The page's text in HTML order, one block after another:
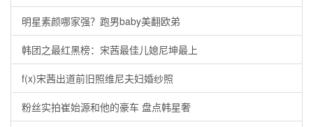
明星素颜哪家强？跑男baby美翻欧弟
韩团之最红黑榜：宋茜最佳儿媳尼坤最上
f(x)宋茜出道前旧照维尼夫妇婚纱照
粉丝实拍崔始源和他的豪车 盘点韩星奢